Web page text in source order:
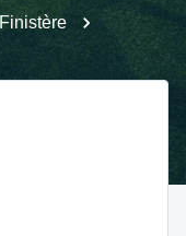
Finistère